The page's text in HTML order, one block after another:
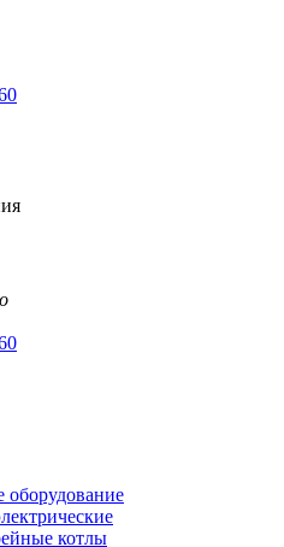
оборудование
котлы